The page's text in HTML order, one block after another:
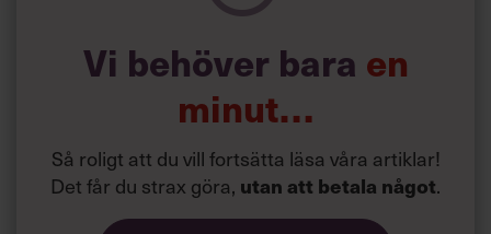
Vi behöver bara en
minut…
Så roligt att du vill fortsätta läsa våra artiklar!
Det får du strax göra, utan att betala något.